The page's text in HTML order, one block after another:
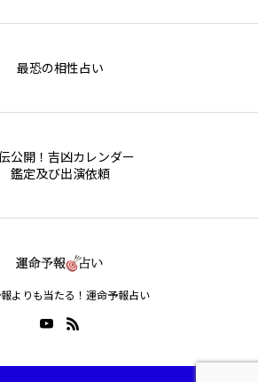
最恐の相性占い
公開！吉凶カレンダー
鑑定及び出演依頼
よりも当たる！運命予報占い